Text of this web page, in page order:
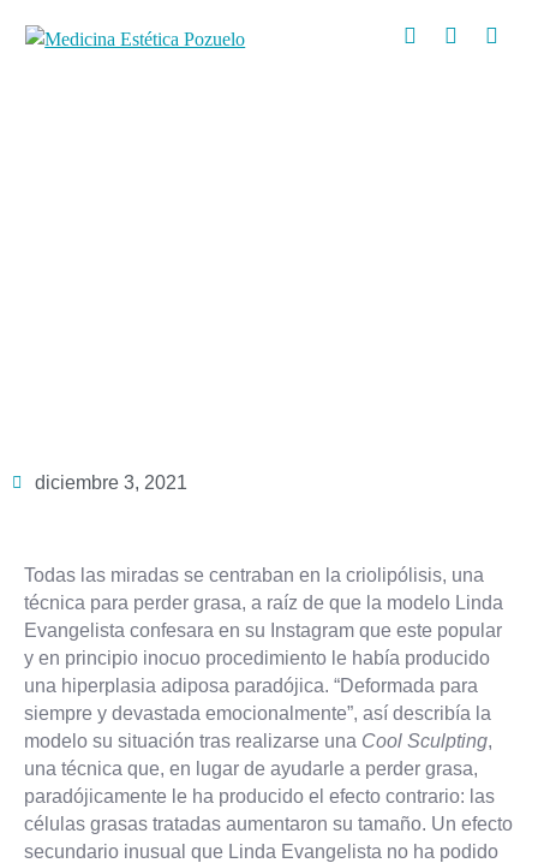
diciembre 3, 2021
Todas las miradas se centraban en la criolipólisis, una
técnica para perder grasa, a raíz de que la modelo Linda
Evangelista confesara en su Instagram que este popular
y en principio inocuo procedimiento le había producido
una hiperplasia adiposa paradójica. “Deformada para
siempre y devastada emocionalmente”, así describía la
modelo su situación tras realizarse una Cool Sculpting,
una técnica que, en lugar de ayudarle a perder grasa,
paradójicamente le ha producido el efecto contrario: las
células grasas tratadas aumentaron su tamaño. Un efecto
secundario inusual que Linda Evangelista no ha podido